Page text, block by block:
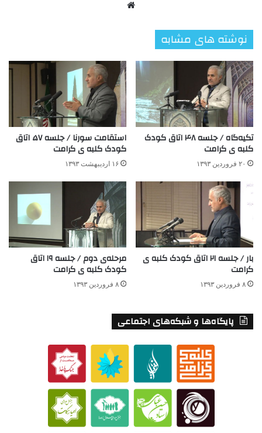
نوشته های مشابه
تکیه‌گاه / جلسه ۴۸ اتاق کودک
کلبه ی کرامت
۲۰ فروردین ۱۳۹۳
استقامت سورنا / جلسه ۵۷ اتاق
کودک کلبه ی کرامت
۱۶ اردیبهشت ۱۳۹۳
بار / جلسه ۲۱ اتاق کودک کلبه ی
کرامت
۸ فروردین ۱۳۹۳
مرحله‌ی دوم / جلسه ۱۹ اتاق
کودک کلبه ی کرامت
۸ فروردین ۱۳۹۳
پایگاه‌ها و شبکه‌های اجتماعی